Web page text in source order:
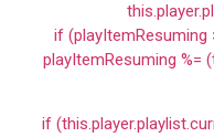
if (playItemResuming
playItemResuming %=
if